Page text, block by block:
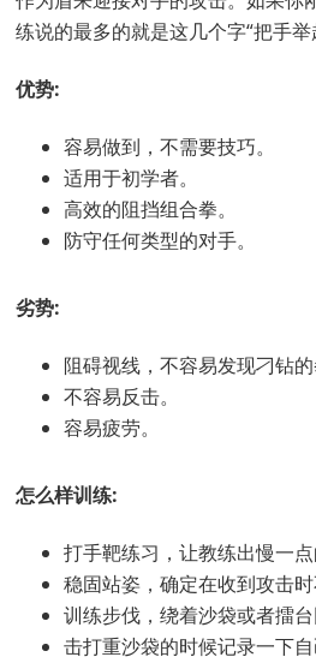
练说的最多的就是这几个字“把手举
优势:
容易做到，不需要技巧。
适用于初学者。
高效的阻挡组合拳。
防守任何类型的对手。
劣势:
阻碍视线，不容易发现刁钻的
不容易反击。
容易疲劳。
怎么样训练:
打手靶练习，让教练出慢一点
稳固站姿，确定在收到攻击时
训练步伐，绕着沙袋或者擂台
击打重沙袋的时候记录一下